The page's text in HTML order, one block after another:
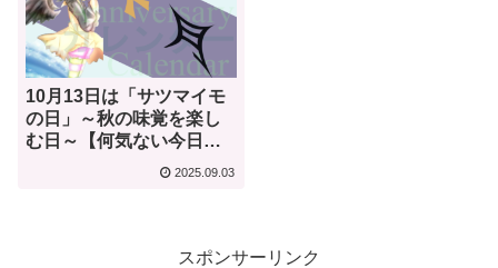
10月13日は「サツマイモ
の日」～秋の味覚を楽し
む日～【何気ない今日は
2025.09.03
スポンサーリンク